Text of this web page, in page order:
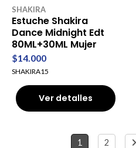
SHAKIRA
Estuche Shakira
Dance Midnight Edt
80ML+30ML Mujer
$14.000
SHAKIRA15
Ver detalles
1 2